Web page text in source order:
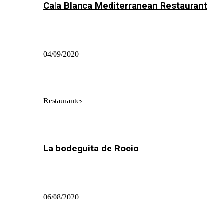
Cala Blanca Mediterranean Restaurant
04/09/2020
Restaurantes
La bodeguita de Rocio
06/08/2020